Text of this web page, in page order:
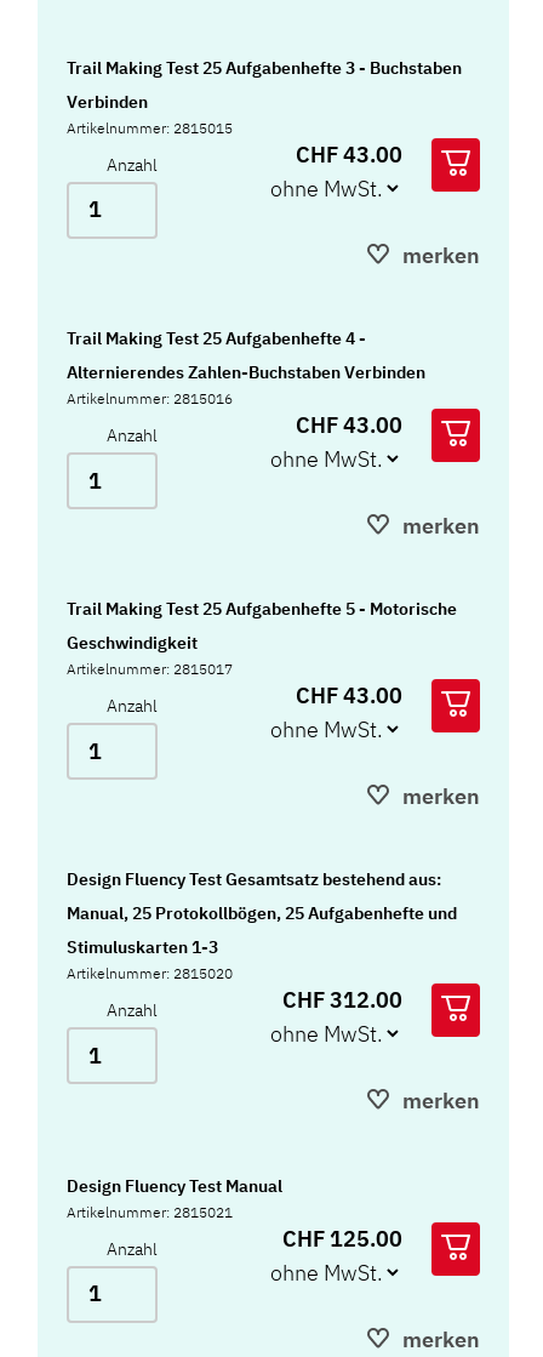
Trail Making Test 25 Aufgabenhefte 3 - Buchstaben
Verbinden
Artikelnummer: 2815015
Anzahl CHF 43.00
merken
Trail Making Test 25 Aufgabenhefte 4 -
Alternierendes Zahlen-Buchstaben Verbinden
Artikelnummer: 2815016
Anzahl CHF 43.00
merken
Trail Making Test 25 Aufgabenhefte 5 - Motorische
Geschwindigkeit
Artikelnummer: 2815017
Anzahl CHF 43.00
merken
Design Fluency Test Gesamtsatz bestehend aus:
Manual, 25 Protokollbögen, 25 Aufgabenhefte und
Stimuluskarten 1-3
Artikelnummer: 2815020
Anzahl CHF 312.00
merken
Design Fluency Test Manual
Artikelnummer: 2815021
Anzahl CHF 125.00
merken